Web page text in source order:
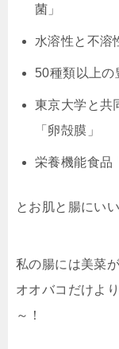
菌」
水溶性と不溶
50種類以上の
東京大学と共
「卵殻膜」
栄養機能食品
とお肌と腸にい
私の腸には美菜
オオバコだけよ
～！